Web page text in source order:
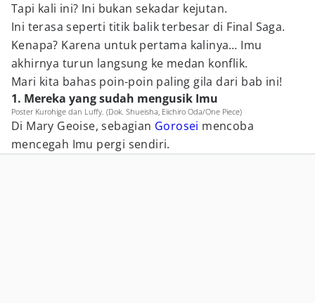
Tapi kali ini? Ini bukan sekadar kejutan.
Ini terasa seperti titik balik terbesar di Final Saga.
Kenapa? Karena untuk pertama kalinya… Imu
akhirnya turun langsung ke medan konflik.
Mari kita bahas poin-poin paling gila dari bab ini!
1. Mereka yang sudah mengusik Imu
Poster Kurohige dan Luffy. (Dok. Shueisha, Eiichiro Oda/One Piece)
Di Mary Geoise, sebagian Gorosei mencoba
mencegah Imu pergi sendiri.